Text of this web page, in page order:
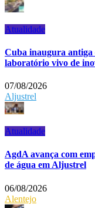
Atualidade
Cuba inaugura
laboratório vivo de
07/08/2026
Aljustrel
Atualidade
AgdA avança com
de água em Aljustrel
06/08/2026
Alentejo